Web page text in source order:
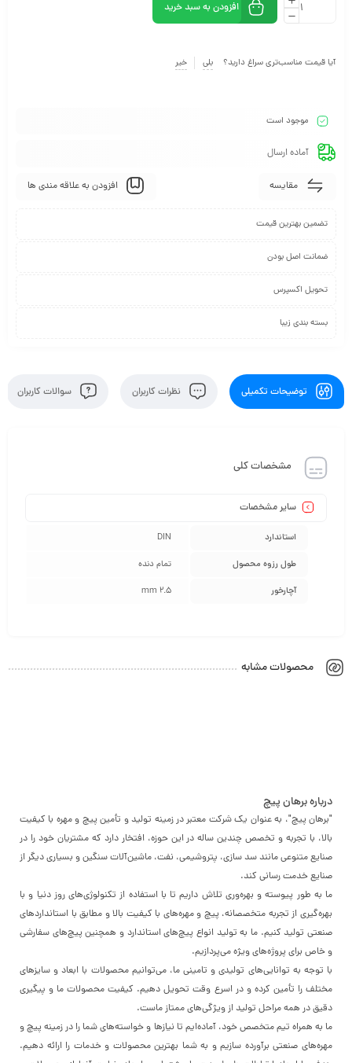
افزودن به سبد خرید
آیا قیمت مناسب‌تری سراغ دارید؟ بلی خیر
موجود است
آماده ارسال
مقایسه افزودن به علاقه مندی ها
تضمین بهترین قیمت
ضمانت اصل بودن
تحویل اکسپرس
بسته بندی زیبا
توضیحات تکمیلی نظرات کاربران سوالات کاربران
مشخصات کلی
سایر مشخصات
استاندارد DIN
طول رزوه محصول تمام دنده
آچارخور 2.5 mm
محصولات مشابه
درباره برهان پیچ
"برهان پیچ"، به عنوان یک شرکت معتبر در زمینه تولید و تأمین پیچ و مهره با کیفیت
بالا، با تجربه و تخصص چندین ساله در این حوزه، افتخار دارد که مشتریان خود را در
صنایع متنوعی مانند سد سازی، پتروشیمی، نفت، ماشین‌آلات سنگین و بسیاری دیگر از
صنایع خدمت رسانی کند.
ما به طور پیوسته و بهره‌وری تلاش داریم تا با استفاده از تکنولوژی‌های روز دنیا و با
بهره‌گیری از تجربه متخصصانه، پیچ و مهره‌های با کیفیت بالا و مطابق با استانداردهای
صنعتی تولید کنیم. ما به تولید انواع پیچ‌های استاندارد و همچنین پیچ‌های سفارشی
و خاص برای پروژه‌های ویژه می‌پردازیم.
با توجه به توانایی‌های تولیدی و تامینی ما، می‌توانیم محصولات با ابعاد و سایزهای
مختلف را تأمین کرده و در اسرع وقت تحویل دهیم. کیفیت محصولات ما و پیگیری
دقیق در همه مراحل تولید از ویژگی‌های ممتاز ماست.
ما به همراه تیم متخصص خود، آماده‌ایم تا نیازها و خواسته‌های شما را در زمینه پیچ و
مهره‌های صنعتی برآورده سازیم و به شما بهترین محصولات و خدمات را ارائه دهیم.